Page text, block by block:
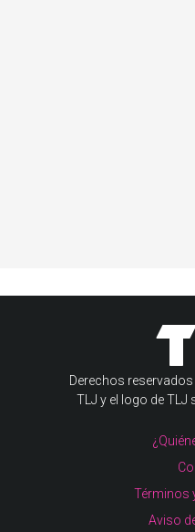
Derechos
TLJ y el logo de
Términos
Aviso